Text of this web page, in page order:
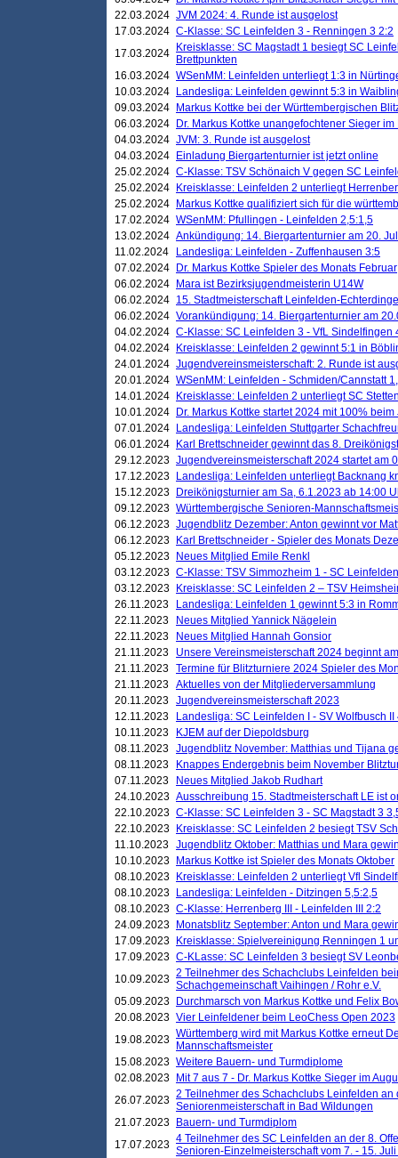
22.03.2024 JVM 2024: 4. Runde ist ausgelost
17.03.2024 C-Klasse: SC Leinfelden 3 - Renningen 3 2:2
17.03.2024
Kreisklasse: SC Magstadt 1 besiegt SC
Brettpunkten
16.03.2024 WSenMM: Leinfelden unterliegt 1:3 in
10.03.2024
Landesliga: Leinfelden gewinnt 5:3 in
09.03.2024
Markus Kottke bei der Württembergischen
06.03.2024
Dr. Markus Kottke unangefochtener Sieger
04.03.2024 JVM: 3. Runde ist ausgelost
04.03.2024
Einladung Biergartenturnier ist jetzt online
25.02.2024 C-Klasse: TSV Schönaich V gegen SC
25.02.2024
Kreisklasse: Leinfelden 2 unterliegt
25.02.2024
Markus Kottke qualifiziert sich für die
17.02.2024 WSenMM: Pfullingen - Leinfelden 2,5:1,5
13.02.2024 Ankündigung: 14. Biergartenturnier am 20.
11.02.2024
Landesliga: Leinfelden - Zuffenhausen 3:5
07.02.2024
Dr. Markus Kottke Spieler des Monats Februar
06.02.2024
Mara ist Bezirksjugendmeisterin U14W
06.02.2024 15. Stadtmeisterschaft Leinfelden-
06.02.2024 Vorankündigung: 14. Biergartenturnier am
04.02.2024 C-Klasse: SC Leinfelden 3 - VfL Sindelfingen
04.02.2024
Kreisklasse: Leinfelden 2 gewinnt 5:1 in
24.01.2024 Jugendvereinsmeisterschaft: 2. Runde ist
20.01.2024 WSenMM: Leinfelden - Schmiden/Cannstatt
14.01.2024
Kreisklasse: Leinfelden 2 unterliegt SC
10.01.2024
Dr. Markus Kottke startet 2024 mit 100%
07.01.2024
Landesliga: Leinfelden Stuttgarter
06.01.2024
Karl Brettschneider gewinnt das 8.
29.12.2023 Jugendvereinsmeisterschaft 2024 startet am
17.12.2023
Landesliga: Leinfelden unterliegt Backnang
15.12.2023
Dreikönigsturnier am Sa, 6.1.2023 ab 14:00
09.12.2023 Württembergische Senioren-
06.12.2023 Jugendblitz Dezember: Anton gewinnt vor
06.12.2023
Karl Brettschneider - Spieler des Monats
05.12.2023
Neues Mitglied Emile Renkl
03.12.2023 C-Klasse: TSV Simmozheim 1 - SC
03.12.2023
Kreisklasse: SC Leinfelden 2 – TSV
26.11.2023
Landesliga: Leinfelden 1 gewinnt 5:3 in
22.11.2023
Neues Mitglied Yannick Nägelein
22.11.2023
Neues Mitglied Hannah Gonsior
21.11.2023
Unsere Vereinsmeisterschaft 2024 beginnt
21.11.2023 Termine für Blitzturniere 2024 Spieler des
21.11.2023 Aktuelles von der Mitgliederversammlung
20.11.2023 Jugendvereinsmeisterschaft 2023
12.11.2023
Landesliga: SC Leinfelden I - SV Wolfbusch II
10.11.2023
KJEM auf der Diepoldsburg
08.11.2023 Jugendblitz November: Matthias und Tijana
08.11.2023
Knappes Endergebnis beim November
07.11.2023
Neues Mitglied Jakob Rudhart
24.10.2023 Ausschreibung 15. Stadtmeisterschaft LE ist
22.10.2023 C-Klasse: SC Leinfelden 3 - SC Magstadt 3
22.10.2023
Kreisklasse: SC Leinfelden 2 besiegt TSV
11.10.2023 Jugendblitz Oktober: Matthias und Mara
10.10.2023
Markus Kottke ist Spieler des Monats Oktober
08.10.2023
Kreisklasse: Leinfelden 2 unterliegt Vfl
08.10.2023
Landesliga: Leinfelden - Ditzingen 5,5:2,5
08.10.2023 C-Klasse: Herrenberg III - Leinfelden III 2:2
24.09.2023
Monatsblitz September: Anton und Mara
17.09.2023
Kreisklasse: Spielvereinigung Renningen 1
17.09.2023 C-KLasse: SC Leinfelden 3 besiegt SV
10.09.2023 2 Teilnehmer des Schachclubs Leinfelden
Schachgemeinschaft Vaihingen / Rohr e.V.
05.09.2023
Durchmarsch von Markus Kottke und Felix
20.08.2023 Vier Leinfeldener beim LeoChess Open 2023
19.08.2023 Württemberg wird mit Markus Kottke erneut
Mannschaftsmeister
15.08.2023 Weitere Bauern- und Turmdiplome
02.08.2023
Mit 7 aus 7 - Dr. Markus Kottke Sieger im
26.07.2023 2 Teilnehmer des Schachclubs Leinfelden an
Seniorenmeisterschaft in Bad Wildungen
21.07.2023
Bauern- und Turmdiplom
17.07.2023 4 Teilnehmer des SC Leinfelden an der 8.
Senioren-Einzelmeisterschaft vom 7. - 15.